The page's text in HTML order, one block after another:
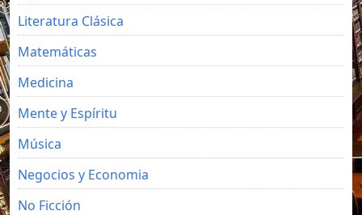
Literatura Clásica
Matemáticas
Medicina
Mente y Espíritu
Música
Negocios y Economia
No Ficción